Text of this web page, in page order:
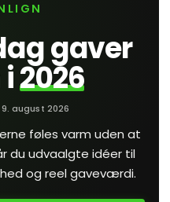
gaver
2026
9. august 2026
føles varm uden at
du udvaalgte idéer til
og reel gaveværdi.